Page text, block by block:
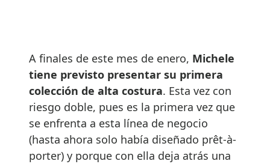
A finales de este mes de enero, Michele
tiene previsto presentar su primera
colección de alta costura. Esta vez con
riesgo doble, pues es la primera vez que
se enfrenta a esta línea de negocio
(hasta ahora solo había diseñado prêt-à-
porter) y porque con ella deja atrás una